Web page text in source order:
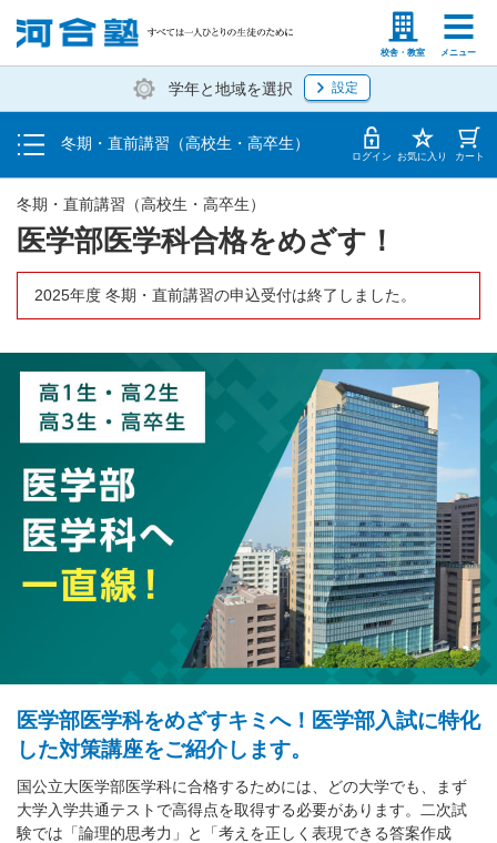
校舎・教室 メニュー
塾生の方 高等学校の先生
学年と地域を選択 設定
冬期・直前講習（高校生・高卒生）
受講料・お申し込み方法
受講開始までの流れ
校舎一覧 ログイン お気に入り カート
医学部医学科合格をめざす！
冬期・直前講習（高校生・高卒生）
2025年度 冬期・直前講習の申込受付は終了しました。
医学部医学科をめざすキミへ！医学部入試に特化
した対策講座をご紹介します。
国公立大医学部医学科に合格するためには、どの大学でも、まず
大学入学共通テストで高得点を取得する必要があります。二次試
験では「論理的思考力」と「考えを正しく表現できる答案作成